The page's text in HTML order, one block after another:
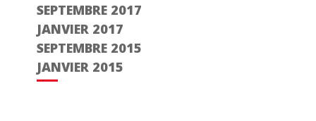
SEPTEMBRE 2017
JANVIER 2017
SEPTEMBRE 2015
JANVIER 2015